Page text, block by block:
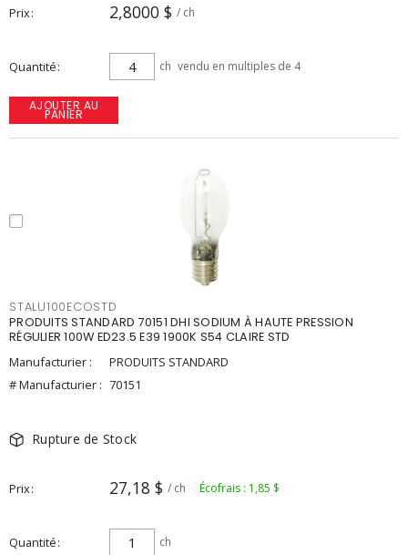
Prix 2,8000 $ / ch
Quantité ch vendu en multiples de 4
AJOUTER AU
PANIER
STALU100ECOSTD
PRODUITS STANDARD 70151 DHI SODIUM À HAUTE PRESSION
RÉGULIER 100W ED23.5 E39 1900K S54 CLAIRE STD
Manufacturier :
PRODUITS STANDARD
# Manufacturier : 70151
Rupture de Stock
Prix 27,18 $ / ch Écofrais : 1,85 $
Quantité ch